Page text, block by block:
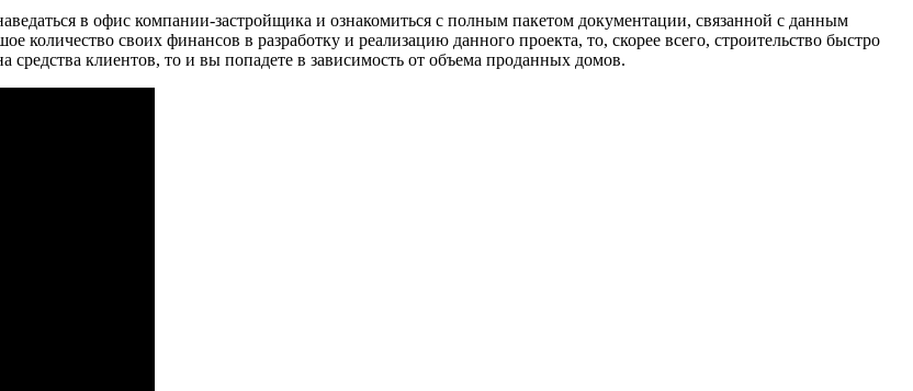
в офис компании-застройщика и ознакомиться с полным пакетом документации, связанной с данным
своих финансов в разработку и реализацию данного проекта, то, скорее всего, строительство быстро
средства клиентов, то и вы попадете в зависимость от объема проданных домов.